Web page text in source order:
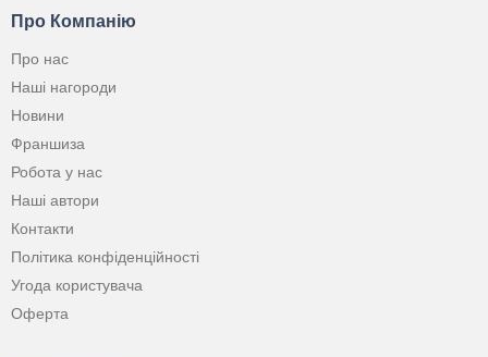
Про Компанію
Про нас
Наші нагороди
Новини
Франшиза
Робота у нас
Наші автори
Контакти
Політика конфіденційності
Угода користувача
Оферта